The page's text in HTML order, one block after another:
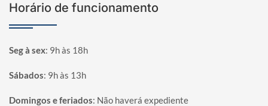
Horário de funcionamento
Seg à sex: 9h às 18h
Sábados: 9h às 13h
Domingos e feriados: Não haverá expediente